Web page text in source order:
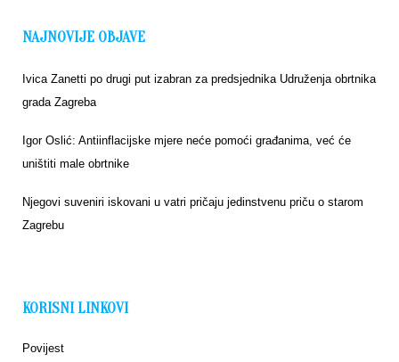
NAJNOVIJE OBJAVE
Ivica Zanetti po drugi put izabran za predsjednika Udruženja obrtnika
grada Zagreba
Igor Oslić: Antiinflacijske mjere neće pomoći građanima, već će
uništiti male obrtnike
Njegovi suveniri iskovani u vatri pričaju jedinstvenu priču o starom
Zagrebu
KORISNI LINKOVI
Povijest